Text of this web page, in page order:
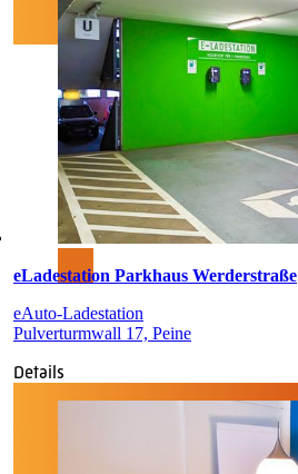
eLadestation Parkhaus Werderstraße
eAuto-Ladestation
Pulverturmwall 17, Peine
Details